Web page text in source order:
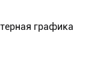
графика